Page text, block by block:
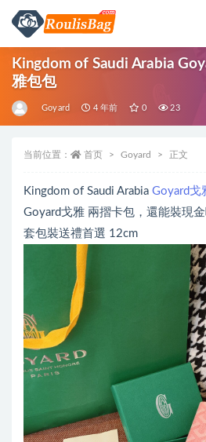
Kingdom of Saudi Arabia
雅包包
Goyard 4 年前 0 23
当前位置： 首页 Goyard 正文
Kingdom of Saudi Arabia Goyard戈
Goyard戈雅 兩摺卡包，還能裝現
套包裝送禮首選 12cm